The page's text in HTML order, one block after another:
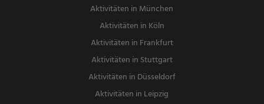
Aktivitäten in München
Aktivitäten in Köln
Aktivitäten in Frankfurt
Aktivitäten in Stuttgart
Aktivitäten in Düsseldorf
Aktivitäten in Leipzig